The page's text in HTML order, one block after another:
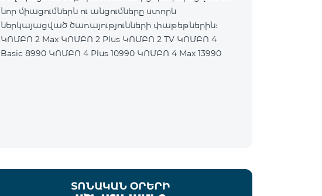
նոր միացումներն ու անցումները ստորև
ներկայացված ծառայությունների փաթեթներին։
ԿՈՄԲՈ 2 Max ԿՈՄԲՈ 2 Plus ԿՈՄԲՈ 2 TV ԿՈՄԲՈ 4
Basic 8990 ԿՈՄԲՈ 4 Plus 10990 ԿՈՄԲՈ 4 Max 13990